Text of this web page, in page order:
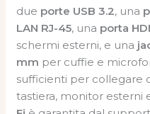
due porte USB 3.2, una
LAN RJ-45, una porta
schermi esterni, e una
mm per cuffie e
sufficienti per collegare
tastiera, monitor esterni